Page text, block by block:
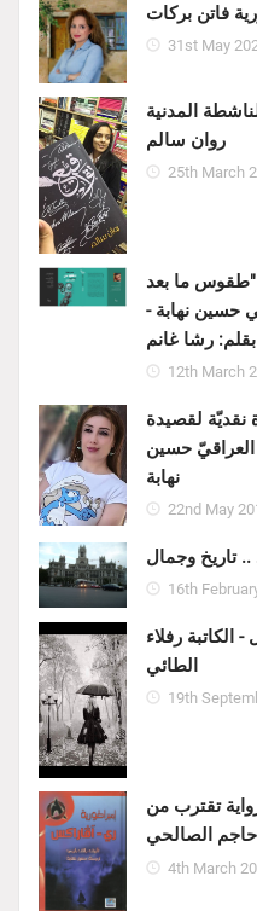
فاتن بركات
31st May
المدنية
روان سالم
25th March
"طقوس ما بعد
حسين نهابة -
بقلم: رشا غانم
12th March
نقديّة لقصيدة
العراقيّ حسين
نهابة
22nd May
16th
رفلاء
الطائي
19th
تقترب من
حاجم الصالحي
4th March